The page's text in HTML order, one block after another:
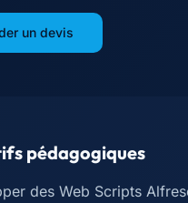
un devis
pédagogiques
des Web Scripts